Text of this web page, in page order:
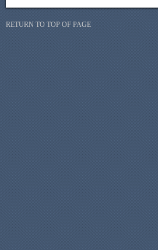
RETURN TO TOP OF PAGE